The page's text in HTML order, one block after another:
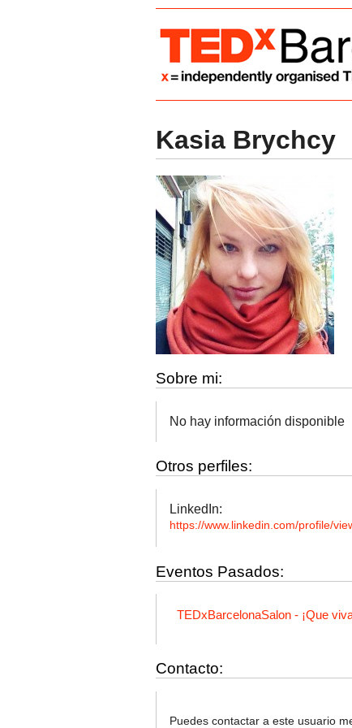
Kasia Brychcy
Sobre mi:
No hay información disponible
Otros perfiles:
LinkedIn:
https://www.linkedin.com/profile/
Eventos Pasados:
TEDxBarcelonaSalon - ¡Que
Contacto:
Puedes contactar a este usuario